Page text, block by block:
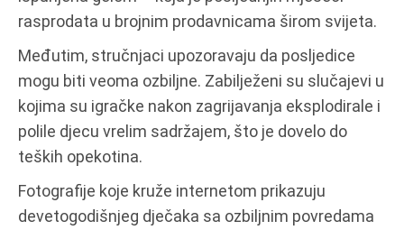
rasprodata u brojnim prodavnicama širom svijeta.
Međutim, stručnjaci upozoravaju da posljedice
mogu biti veoma ozbiljne. Zabilježeni su slučajevi u
kojima su igračke nakon zagrijavanja eksplodirale i
polile djecu vrelim sadržajem, što je dovelo do
teških opekotina.
Fotografije koje kruže internetom prikazuju
devetogodišnjeg dječaka sa ozbiljnim povredama